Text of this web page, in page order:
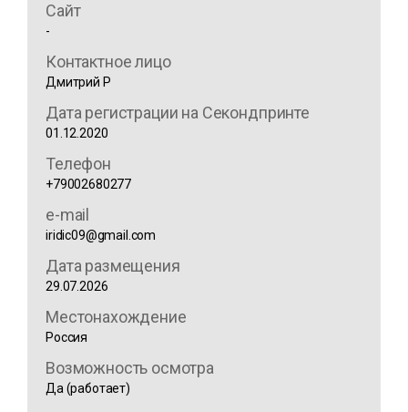
Сайт
-
Контактное лицо
Дмитрий Р
Дата регистрации на Секондпринте
01.12.2020
Телефон
+79002680277
e-mail
iridic09@gmail.com
Дата размещения
29.07.2026
Местонахождение
Россия
Возможность осмотра
Да (работает)